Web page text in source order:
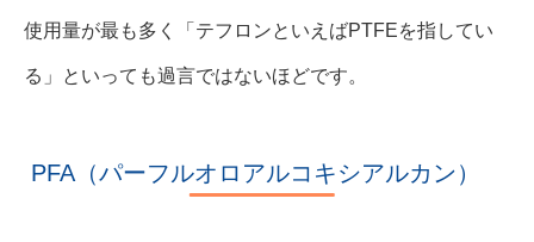
使用量が最も多く「テフロンといえばPTFEを指してい
る」といっても過言ではないほどです。
PFA（パーフルオロアルコキシアルカン）